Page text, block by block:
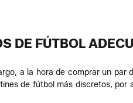
DE FÚTBOL
a la hora de comprar un par
de fútbol más discretos, por